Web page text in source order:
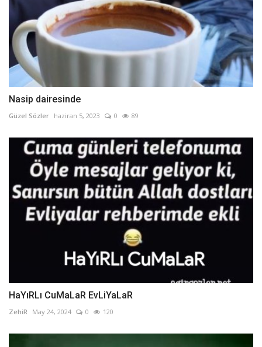
Nasip dairesinde
Güzel Sözler haziran 5, 2023 0 89
HaYıRLı CuMaLaR EvLiYaLaR
ZehiR May 24, 2024 0 120